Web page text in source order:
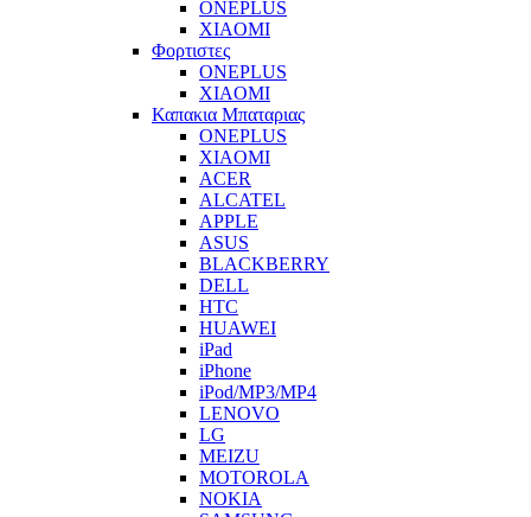
ONEPLUS
XIAOMI
Φορτιστες
ONEPLUS
XIAOMI
Καπακια Μπαταριας
ONEPLUS
XIAOMI
ACER
ALCATEL
APPLE
ASUS
BLACKBERRY
DELL
HTC
HUAWEI
iPad
iPhone
iPod/MP3/MP4
LENOVO
LG
MEIZU
MOTOROLA
NOKIA